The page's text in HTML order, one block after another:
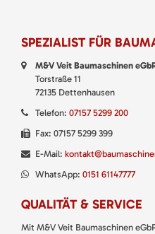
SPEZIALIST FÜR
M&V Veit Baumaschinen
Torstraße 11
72135 Dettenhausen
Telefon: 07157 5299 200
Fax: 07157 5299 399
E-Mail:
WhatsApp: 0151 61147777
QUALITÄT & SERVICE
Mit M&V Veit Baumaschinen